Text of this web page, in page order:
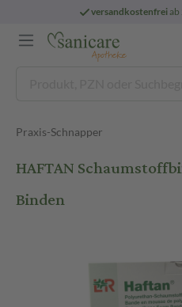
versandkostenfreiab
Praxis-Schnapper
HAFTAN
Binden